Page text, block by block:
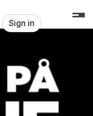
Sign in